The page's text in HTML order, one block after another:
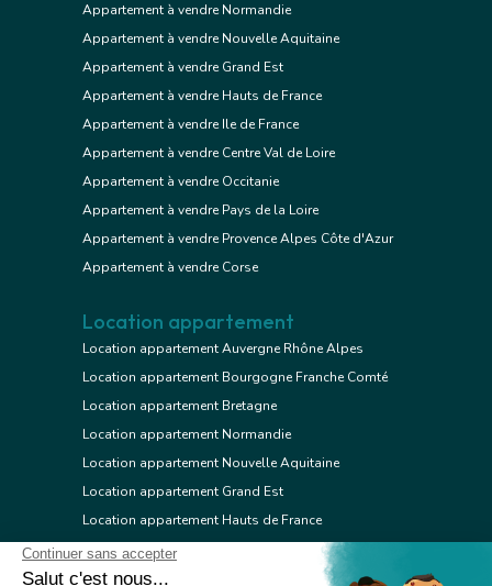
Appartement à vendre Normandie
Appartement à vendre Nouvelle Aquitaine
Appartement à vendre Grand Est
Appartement à vendre Hauts de France
Appartement à vendre Ile de France
Appartement à vendre Centre Val de Loire
Appartement à vendre Occitanie
Appartement à vendre Pays de la Loire
Appartement à vendre Provence Alpes Côte d'Azur
Appartement à vendre Corse
Location appartement
Location appartement Auvergne Rhône Alpes
Location appartement Bourgogne Franche Comté
Location appartement Bretagne
Location appartement Normandie
Location appartement Nouvelle Aquitaine
Location appartement Grand Est
Location appartement Hauts de France
Location appartement Ile de France
Location appartement Centre Val de Loire